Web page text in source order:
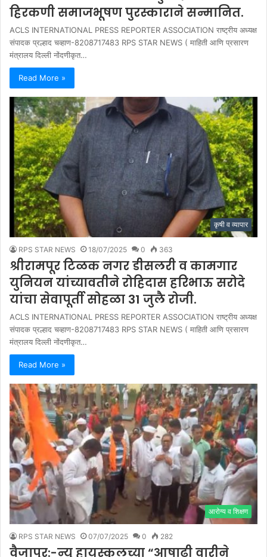
हिरकणी समाजभूषण पुरस्काराने सन्मानित.
ACLS INTERNATIONAL PRESS REPORTER ASSOCIATION राष्ट्रीय अध्यक्ष
संपादक प्रल्हाद चव्हाण-8208717483 RPS STAR NEWS ( माहिती आणि प्रसारण
मंत्रालय दिल्ली नोंदणीकृत…
Read More »
कृषी व व्यापार
RPS STAR NEWS 18/07/2025 0 363
श्रीरामपूर टिळक नगर डीसलरी व कामगार
युनियन यांच्यावतीने रोहिदास हरिभाऊ सरोदे
यांचा सेवापूर्ती सोहळा 31 जुलै रोजी.
ACLS INTERNATIONAL PRESS REPORTER ASSOCIATION राष्ट्रीय अध्यक्ष
संपादक प्रल्हाद चव्हाण-8208717483 RPS STAR NEWS ( माहिती आणि प्रसारण
मंत्रालय दिल्ली नोंदणीकृत…
Read More »
आरोग्य व शिक्षण
RPS STAR NEWS 07/07/2025 0 282
वैजापूर:-न्यू हायस्कूलच्या “आषाढी वारीने